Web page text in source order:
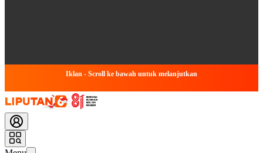
Iklan - Scroll ke bawah untuk melanjutkan